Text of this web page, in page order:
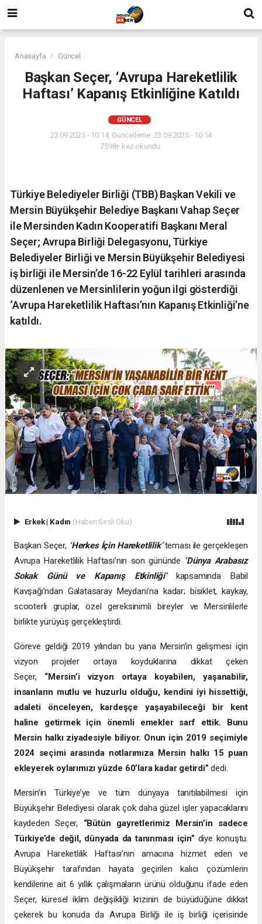
Anasayfa Güncel
Başkan Seçer, ‘Avrupa Hareketlilik
Haftası’ Kapanış Etkinliğine Katıldı
GÜNCEL
23.09.2025 - 10:14, Güncelleme: 23.09.2025 - 10:14
7598+ kez okundu.
Türkiye Belediyeler Birliği (TBB) Başkan Vekili ve
Mersin Büyükşehir Belediye Başkanı Vahap Seçer
ile Mersinden Kadın Kooperatifi Başkanı Meral
Seçer; Avrupa Birliği Delegasyonu, Türkiye
Belediyeler Birliği ve Mersin Büyükşehir Belediyesi
iş birliği ile Mersin’de 16-22 Eylül tarihleri arasında
düzenlenen ve Mersinlilerin yoğun ilgi gösterdiği
‘Avrupa Hareketlilik Haftası’nın Kapanış Etkinliği’ne
katıldı.
Erkek| Kadın (Haberi Sesli Oku)
Başkan Seçer, ‘Herkes İçin Hareketlilik’teması ile gerçekleşen
Avrupa Hareketlilik Haftası’nın son gününde ‘Dünya Arabasız
Sokak Günü ve Kapanış Etkinliği’kapsamında Babil
Kavşağı’ndan Galatasaray Meydanı’na kadar; bisiklet, kaykay,
scooterli gruplar, özel gereksinimli bireyler ve Mersinlilerle
birlikte yürüyüş gerçekleştirdi.
Göreve geldiği 2019 yılından bu yana Mersin’in gelişmesi için
vizyon projeler ortaya koyduklarına dikkat çeken
Seçer, “Mersin’i vizyon ortaya koyabilen, yaşanabilir,
insanların mutlu ve huzurlu olduğu, kendini iyi hissettiği,
adaleti önceleyen, kardeşçe yaşayabileceği bir kent
haline getirmek için önemli emekler sarf ettik. Bunu
Mersin halkı ziyadesiyle biliyor. Onun için 2019 seçimiyle
2024 seçimi arasında notlarımıza Mersin halkı 15 puan
ekleyerek oylarımızı yüzde 60’lara kadar getirdi” dedi.
Mersin’in Türkiye’ye ve tüm dünyaya tanıtılabilmesi için
Büyükşehir Belediyesi olarak çok daha güzel işler yapacaklarını
kaydeden Seçer, “Bütün gayretlerimiz Mersin’in sadece
Türkiye’de değil, dünyada da tanınması için” diye konuştu.
Avrupa Hareketlilik Haftası’nın amacına hizmet eden ve
Büyükşehir tarafından hayata geçirilen kalıcı çözümlerin
kendilerine ait 6 yıllık çalışmaların ürünü olduğunu ifade eden
Seçer, küresel iklim değişikliği krizinin de büyüdüğüne dikkat
çekerek bu konuda da Avrupa Birliği ile iş birliği içerisinde